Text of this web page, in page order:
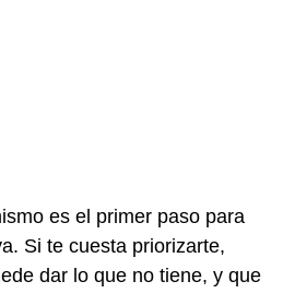
es el primer paso para
Si te cuesta priorizarte,
dar lo que no tiene, y que